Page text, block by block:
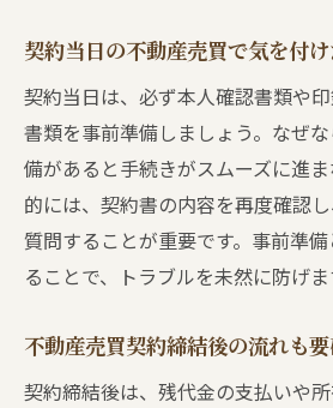
契約当日の不動産売買で気を付
契約当日は、必ず本人確認書類や
書類を事前準備しましょう。なぜ
備があると手続きがスムーズに進
的には、契約書の内容を再度確認
質問することが重要です。事前準
ることで、トラブルを未然に防げま
不動産売買契約締結後の流れも
契約締結後は、残代金の支払いや